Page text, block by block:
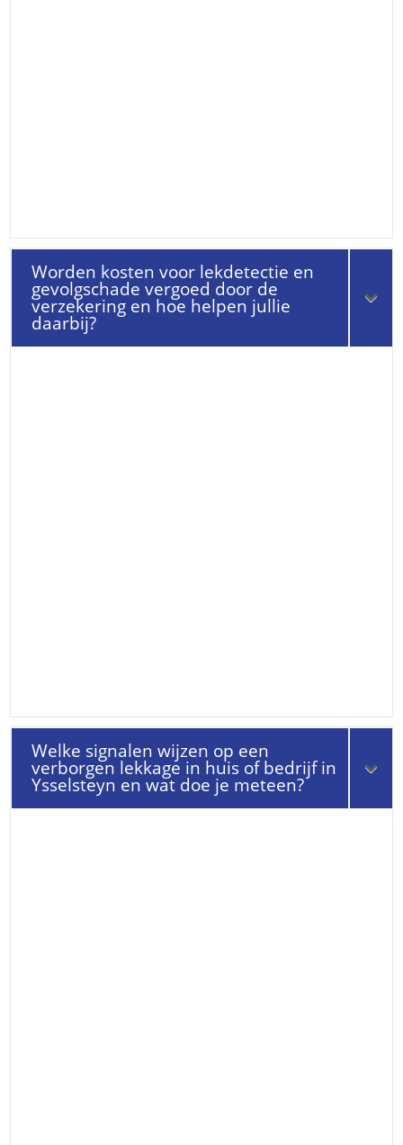
Worden kosten voor lekdetectie en
gevolgschade vergoed door de
verzekering en hoe helpen jullie
daarbij?
Welke signalen wijzen op een
verborgen lekkage in huis of bedrijf in
Ysselsteyn en wat doe je meteen?